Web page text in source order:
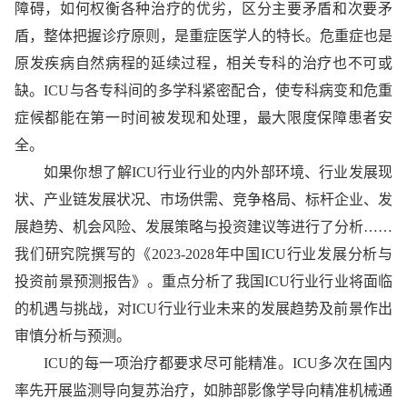
障碍，如何权衡各种治疗的优劣，区分主要矛盾和次要矛
盾，整体把握诊疗原则，是重症医学人的特长。危重症也是
原发疾病自然病程的延续过程，相关专科的治疗也不可或
缺。ICU与各专科间的多学科紧密配合，使专科病变和危重
症候都能在第一时间被发现和处理，最大限度保障患者安
全。
如果你想了解ICU行业行业的内外部环境、行业发展现
状、产业链发展状况、市场供需、竞争格局、标杆企业、发
展趋势、机会风险、发展策略与投资建议等进行了分析……
我们研究院撰写的《2023-2028年中国ICU行业发展分析与
投资前景预测报告》。重点分析了我国ICU行业行业将面临
的机遇与挑战，对ICU行业行业未来的发展趋势及前景作出
审慎分析与预测。
ICU的每一项治疗都要求尽可能精准。ICU多次在国内
率先开展监测导向复苏治疗，如肺部影像学导向精准机械通